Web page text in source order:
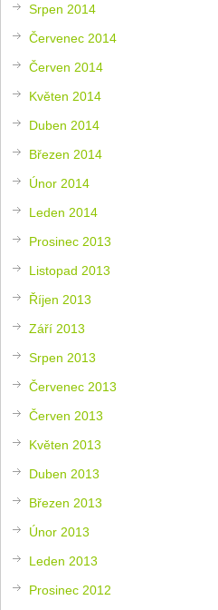
Srpen 2014
Červenec 2014
Červen 2014
Květen 2014
Duben 2014
Březen 2014
Únor 2014
Leden 2014
Prosinec 2013
Listopad 2013
Říjen 2013
Září 2013
Srpen 2013
Červenec 2013
Červen 2013
Květen 2013
Duben 2013
Březen 2013
Únor 2013
Leden 2013
Prosinec 2012